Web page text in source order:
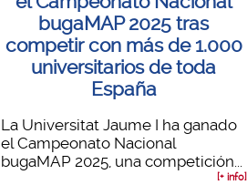
bugaMAP 2025 tras
competir con más de 1.000
universitarios de toda
España
La Universitat Jaume I ha ganado
el Campeonato Nacional
bugaMAP 2025, una competición...
[+ info]